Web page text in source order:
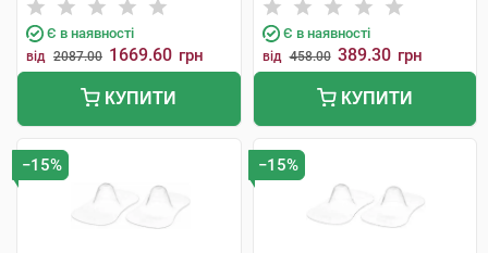
Є в наявності
від 2087.00 1669.60 грн
КУПИТИ
Є в наявності
від 458.00 389.30 грн
КУПИТИ
−15% −15%